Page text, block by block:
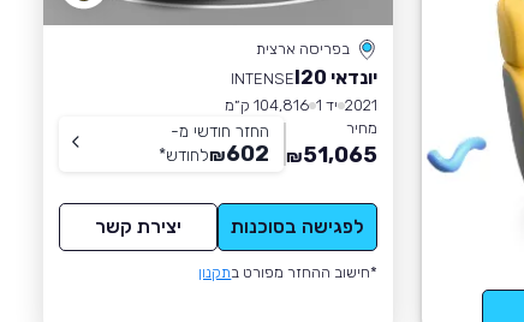
בפריסה ארצית
יונדאי I20
INTENSE
2021 יד 1
104,816 ק״מ
מחיר
51,065
₪
החזר חודשי מ-
602
₪לחודש*
לפגישה בסוכנות יצירת קשר
*חישוב ההחזר מפורט בתקנון